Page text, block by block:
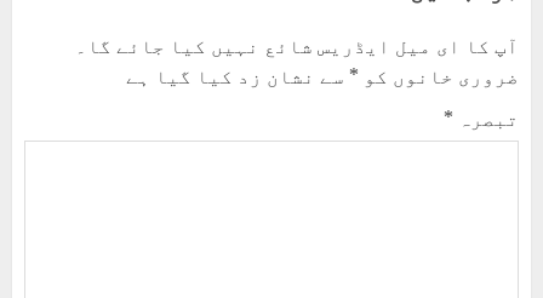
آپ کا ای میل ایڈریس شائع نہیں کیا جائے گا۔
ضروری خانوں کو * سے نشان زد کیا گیا ہے
تبصرہ *